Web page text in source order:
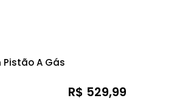
A Gás
R$ 529,99